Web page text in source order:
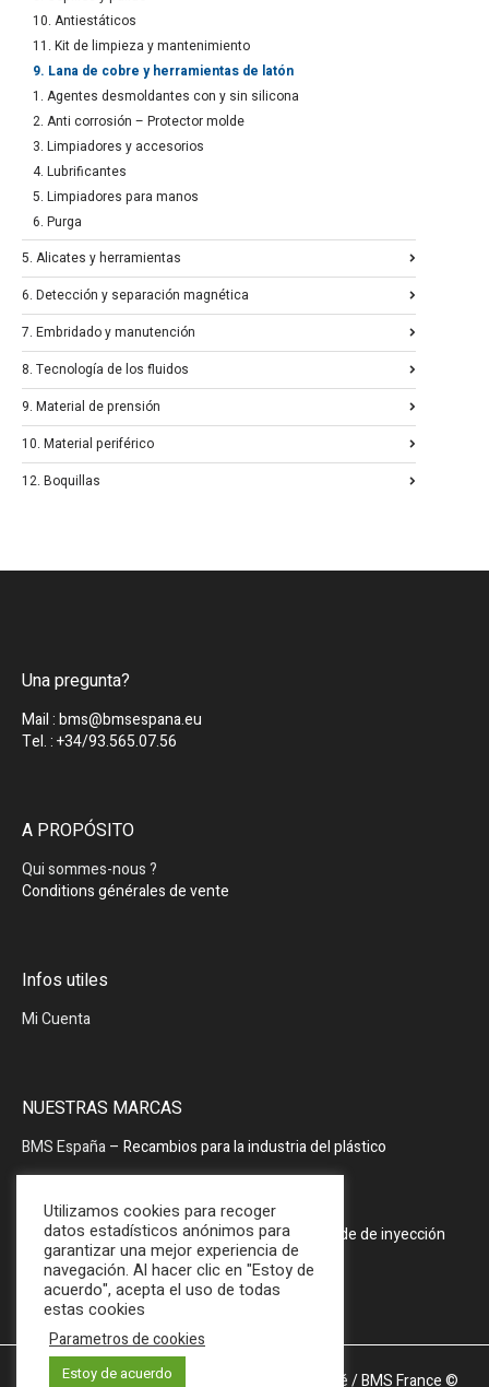
10. Antiestáticos
11. Kit de limpieza y mantenimiento
9. Lana de cobre y herramientas de latón
1. Agentes desmoldantes con y sin silicona
2. Anti corrosión – Protector molde
3. Limpiadores y accesorios
4. Lubrificantes
5. Limpiadores para manos
6. Purga
5. Alicates y herramientas
6. Detección y separación magnética
7. Embridado y manutención
8. Tecnología de los fluidos
9. Material de prensión
10. Material periférico
12. Boquillas
Una pregunta?
Mail : bms@bmsespana.eu
Tel. : +34/93.565.07.56
A PROPÓSITO
Qui sommes-nous ?
Conditions générales de vente
Infos utiles
Mi Cuenta
NUESTRAS MARCAS
BMS España– Recambios para la industria del plástico
PRODOPTIM– Mesa de mantenimiento de molde de inyección
Mentions légales et Politique de confidentialité/ BMS France ©
Utilizamos cookies para recoger
datos estadísticos anónimos para
garantizar una mejor experiencia de
navegación. Al hacer clic en "Estoy de
acuerdo", acepta el uso de todas
estas cookies
Parametros de cookies
Estoy de acuerdo